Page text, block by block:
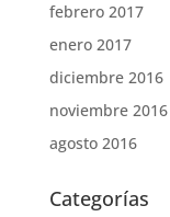
febrero 2017
enero 2017
diciembre 2016
noviembre 2016
agosto 2016
Categorías